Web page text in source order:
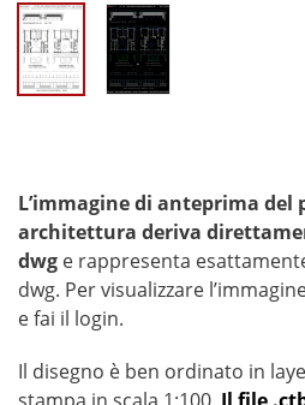
L’immagine di anteprima del
architettura deriva
dwg e rappresenta
dwg. Per visualizzare
e fai il login.
Il disegno è ben ordinato in